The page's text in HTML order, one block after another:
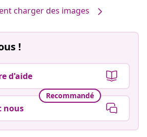
charger des images
!
d'aide
Recommandé
nous